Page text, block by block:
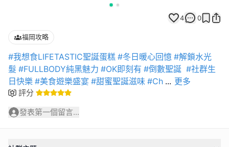
4 0
福岡攻略
#我想食LIFETASTIC聖誕蛋糕 #冬日暖心回憶 #解鎖水光
髮 #FULLBODY純黑魅力 #OK即刻有 #倒數聖誕 #社群生
日快樂 #美食遊樂盛宴 #甜蜜聖誕滋味 #Ch ... 更多
評分
發表第一個留言...